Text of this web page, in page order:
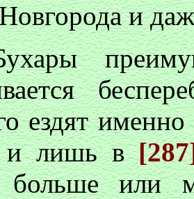
и
ездят
и лишь в
больше или